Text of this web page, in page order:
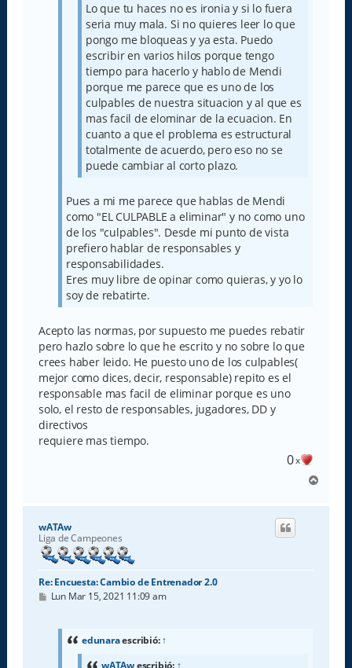
Lo que tu haces no es ironia y si lo fuera
seria muy mala. Si no quieres leer lo que
pongo me bloqueas y ya esta. Puedo
escribir en varios hilos porque tengo
tiempo para hacerlo y hablo de Mendi
porque me parece que es uno de los
culpables de nuestra situacion y al que es
mas facil de elominar de la ecuacion. En
cuanto a que el problema es estructural
totalmente de acuerdo, pero eso no se
puede cambiar al corto plazo.
Pues a mi me parece que hablas de Mendi
como "EL CULPABLE a eliminar" y no como uno
de los "culpables". Desde mi punto de vista
prefiero hablar de responsables y
responsabilidades.
Eres muy libre de opinar como quieras, y yo lo
soy de rebatirte.
Acepto las normas, por supuesto me puedes rebatir
pero hazlo sobre lo que he escrito y no sobre lo que
crees haber leido. He puesto uno de los culpables(
mejor como dices, decir, responsable) repito es el
responsable mas facil de eliminar porque es uno
solo, el resto de responsables, jugadores, DD y
directivos
requiere mas tiempo.
0x
r
wATAw
Liga de Campeones
Re: Encuesta: Cambio de Entrenador 2.0
M
Lun Mar 15, 2021 11:09 am
edunaraescribió:↑
wATAwescribió: ↑